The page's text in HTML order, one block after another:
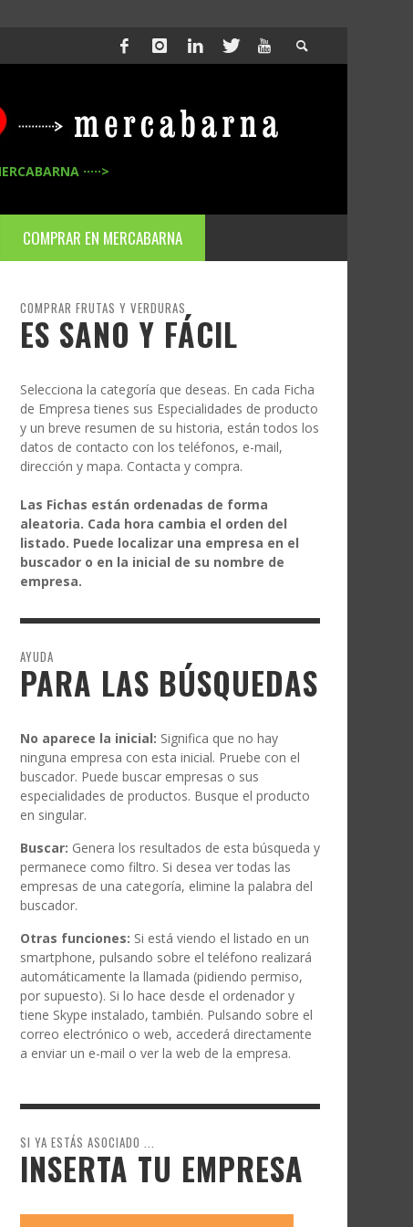
·····>
COMPRAR EN MERCABARNA
COMPRAR FRUTAS Y VERDURAS
ES SANO Y FÁCIL
Selecciona la categoría que deseas. En cada Ficha
de Empresa tienes sus Especialidades de producto
y un breve resumen de su historia, están todos los
datos de contacto con los teléfonos, e-mail,
dirección y mapa. Contacta y compra.
Las Fichas están ordenadas de forma
aleatoria. Cada hora cambia el orden del
listado. Puede localizar una empresa en el
buscador o en la inicial de su nombre de
empresa.
AYUDA
PARA LAS BÚSQUEDAS
No aparece la inicial: Significa que no hay
ninguna empresa con esta inicial. Pruebe con el
buscador. Puede buscar empresas o sus
especialidades de productos. Busque el producto
en singular.
Buscar: Genera los resultados de esta búsqueda y
permanece como filtro. Si desea ver todas las
empresas de una categoría, elimine la palabra del
buscador.
Otras funciones: Si está viendo el listado en un
smartphone, pulsando sobre el teléfono realizará
automáticamente la llamada (pidiendo permiso,
por supuesto). Si lo hace desde el ordenador y
tiene Skype instalado, también. Pulsando sobre el
correo electrónico o web, accederá directamente
a enviar un e-mail o ver la web de la empresa.
SI YA ESTÁS ASOCIADO ...
INSERTA TU EMPRESA